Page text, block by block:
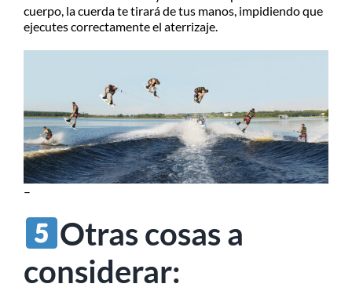
cuerpo, la cuerda te tirará de tus manos, impidiendo que
ejecutes correctamente el aterrizaje.
–
Otras cosas a
considerar: